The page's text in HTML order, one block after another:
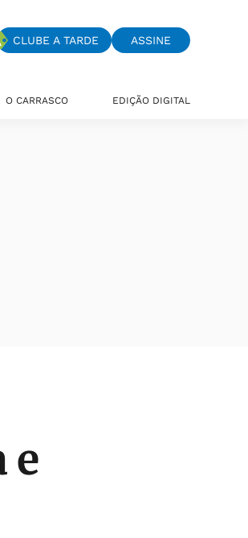
CLUBE A TARDE ASSINE
O CARRASCO EDIÇÃO DIGITAL
e